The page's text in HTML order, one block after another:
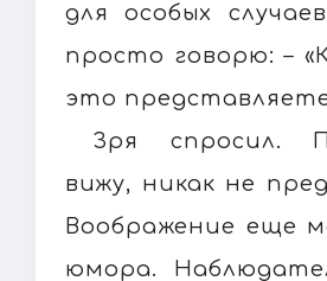
для особых
просто говорю: –
это
Зря спросил.
вижу, никак не
Воображение еще
юмора.